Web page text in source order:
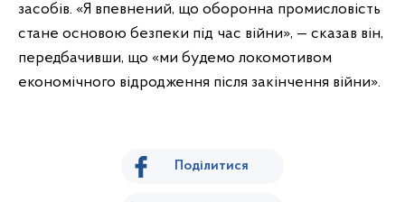
засобів. «Я впевнений, що оборонна промисловість
стане основою безпеки під час війни», — сказав він,
передбачивши, що «ми будемо локомотивом
економічного відродження після закінчення війни».
Поділитися